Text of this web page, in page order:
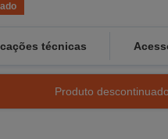
técnicas
Produto